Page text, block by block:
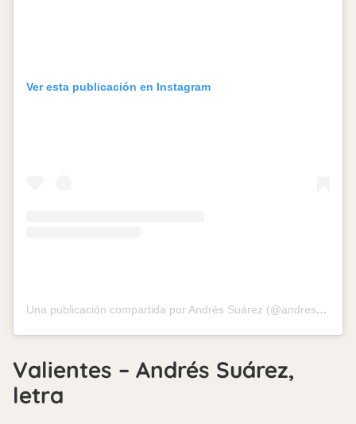
Ver esta publicación en Instagram
Una publicación compartida por Andrés Suárez (@andressuarezoficial)
Valientes – Andrés Suárez,
letra